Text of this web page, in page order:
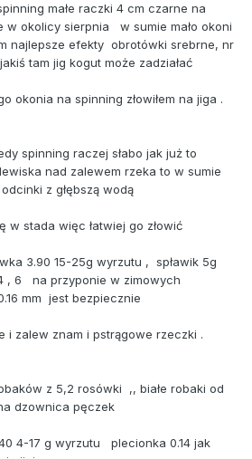
małe raczki 4 cm czarne na
w okolicy sierpnia w sumie mało okoni
najlepsze efekty obrotówki srebrne, nr
tam jig kogut może zadziałać
okonia na spinning złowiłem na jiga .
spinning raczej słabo jak już to
nad zalewem rzeka to w sumie
z głębszą wodą
w stada więc łatwiej go złowić
3.90 15-25g wyrzutu , spławik 5g
, 6 na przyponie w zimowych
mm jest bezpiecznie
i zalew znam i pstrągowe rzeczki .
z 5,2 rosówki ,, białe robaki od
dzownica pęczek
4-17 g wyrzutu plecionka 0.14 jak